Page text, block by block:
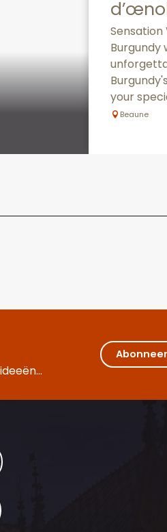
Burgundy
your
Beaune